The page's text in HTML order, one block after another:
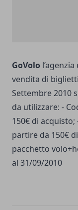
GoVolo
vendita di
Settembre 2010
da utilizzare: -
150€ di acquisto;
partire da 150€
pacchetto
al 31/09/2010